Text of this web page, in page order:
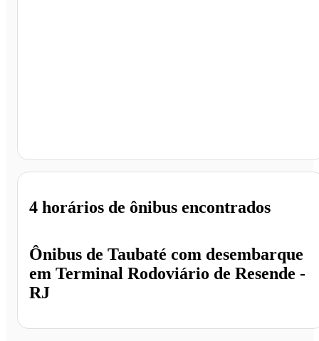
Ônibus de Taubaté com desembarque
em Terminal Rodoviário de Resende -
RJ
4 horários de ônibus encontrados